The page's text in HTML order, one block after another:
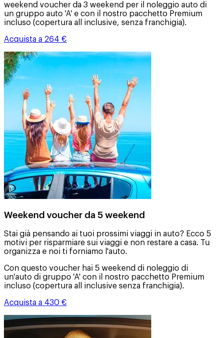
weekend voucher da 3 weekend per il noleggio auto di
un gruppo auto 'A' e con il nostro pacchetto Premium
incluso (copertura all inclusive, senza franchigia).
Acquista a 264 €
Weekend voucher da 5 weekend
Stai già pensando ai tuoi prossimi viaggi in auto? Ecco 5
motivi per risparmiare sui viaggi e non restare a casa. Tu
organizza e noi ti forniamo l'auto.
Con questo voucher hai 5 weekend di noleggio di
un'auto di gruppo 'A' con il nostro pacchetto Premium
incluso (copertura all inclusive senza franchigia).
Acquista a 430 €